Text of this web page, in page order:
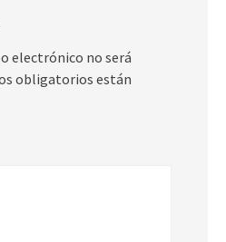
electrónico no será
obligatorios están